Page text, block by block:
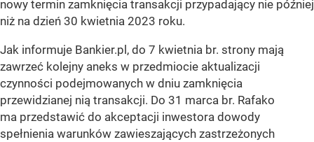
nowy termin zamknięcia transakcji przypadający nie później
niż na dzień 30 kwietnia 2023 roku.
Jak informuje Bankier.pl, do 7 kwietnia br. strony mają
zawrzeć kolejny aneks w przedmiocie aktualizacji
czynności podejmowanych w dniu zamknięcia
przewidzianej nią transakcji. Do 31 marca br. Rafako
ma przedstawić do akceptacji inwestora dowody
spełnienia warunków zawieszających zastrzeżonych